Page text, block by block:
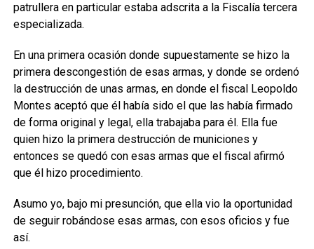
patrullera en particular estaba adscrita a la Fiscalía tercera
especializada.
En una primera ocasión donde supuestamente se hizo la
primera descongestión de esas armas, y donde se ordenó
la destrucción de unas armas, en donde el fiscal Leopoldo
Montes aceptó que él había sido el que las había firmado
de forma original y legal, ella trabajaba para él. Ella fue
quien hizo la primera destrucción de municiones y
entonces se quedó con esas armas que el fiscal afirmó
que él hizo procedimiento.
Asumo yo, bajo mi presunción, que ella vio la oportunidad
de seguir robándose esas armas, con esos oficios y fue
así.